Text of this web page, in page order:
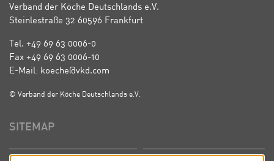
Verband der Köche Deutschlands e.V.
Steinlestraße 32 60596 Frankfurt
Tel. +49 69 63 0006-0
Fax +49 69 63 0006-10
E-Mail: koeche@vkd.com
© Verband der Köche Deutschlands e.V.
SITEMAP